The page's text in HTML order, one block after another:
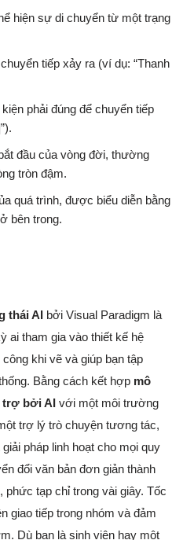
hiện sự di chuyển từ một trạng
tiếp xảy ra (ví dụ: “Thanh
phải đúng để chuyển tiếp
đầu của vòng đời, thường
tròn đậm.
quá trình, được biểu diễn bằng
bên trong.
thái AI bởi Visual Paradigm là
ai tham gia vào thiết kế hệ
khi vẽ và giúp bạn tập
Bằng cách kết hợp mô
trợ bởi AI với một môi trường
trợ lý trò chuyện tương tác,
pháp linh hoạt cho mọi quy
đổi văn bản đơn giản thành
tạp chỉ trong vài giây. Tốc
giao tiếp trong nhóm và đảm
Dù bạn là sinh viên hay một